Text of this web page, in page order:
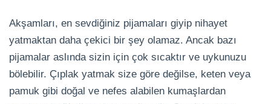
Akşamları, en sevdiğiniz pijamaları giyip nihayet
yatmaktan daha çekici bir şey olamaz. Ancak bazı
pijamalar aslında sizin için çok sıcaktır ve uykunuzu
bölebilir. Çıplak yatmak size göre değilse, keten veya
pamuk gibi doğal ve nefes alabilen kumaşlardan